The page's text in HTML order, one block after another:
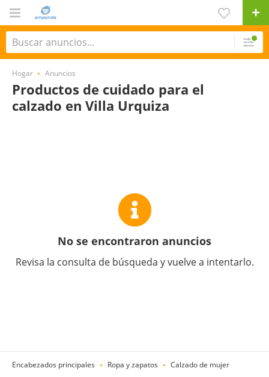
Hogar Anuncios
Productos de cuidado para el
calzado en Villa Urquiza
No se encontraron anuncios
Revisa la consulta de búsqueda y vuelve a intentarlo.
Encabezados principales Ropa y zapatos Calzado de mujer